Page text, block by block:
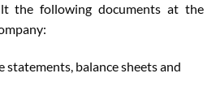
the following documents at the
statements, balance sheets and